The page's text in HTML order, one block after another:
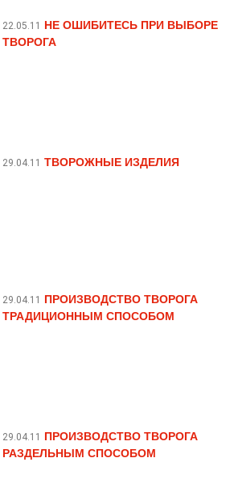
22.05.11 НЕ ОШИБИТЕСЬ ПРИ ВЫБОРЕ
ТВОРОГА
29.04.11 ТВОРОЖНЫЕ ИЗДЕЛИЯ
29.04.11 ПРОИЗВОДСТВО ТВОРОГА
ТРАДИЦИОННЫМ СПОСОБОМ
29.04.11 ПРОИЗВОДСТВО ТВОРОГА
РАЗДЕЛЬНЫМ СПОСОБОМ